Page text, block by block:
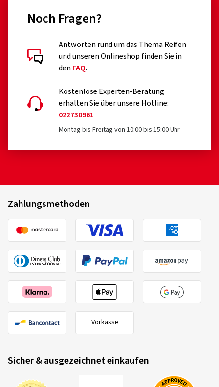
Noch Fragen?
Antworten rund um das Thema Reifen
und unseren Onlineshop finden Sie in
den FAQ.
Kostenlose Experten-Beratung
erhalten Sie über unsere Hotline:
022730961
Montag bis Freitag von 10:00 bis 15:00 Uhr
Zahlungsmethoden
Vorkasse
Sicher & ausgezeichnet einkaufen